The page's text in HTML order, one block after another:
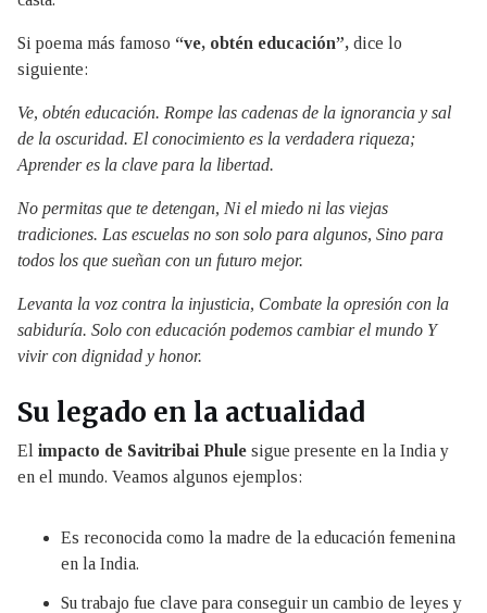
Si poema más famoso “ve, obtén educación”, dice lo
siguiente:
Ve, obtén educación. Rompe las cadenas de la ignorancia y sal
de la oscuridad. El conocimiento es la verdadera riqueza;
Aprender es la clave para la libertad.
No permitas que te detengan, Ni el miedo ni las viejas
tradiciones. Las escuelas no son solo para algunos, Sino para
todos los que sueñan con un futuro mejor.
Levanta la voz contra la injusticia, Combate la opresión con la
sabiduría. Solo con educación podemos cambiar el mundo Y
vivir con dignidad y honor.
Su legado en la actualidad
El impacto de Savitribai Phule sigue presente en la India y
en el mundo. Veamos algunos ejemplos:
Es reconocida como la madre de la educación femenina
en la India.
Su trabajo fue clave para conseguir un cambio de leyes y